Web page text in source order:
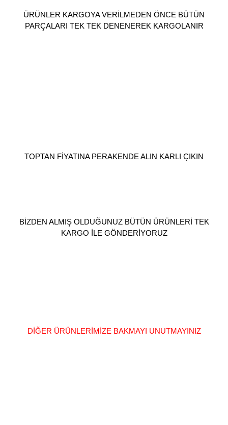
ÜRÜNLER KARGOYA VERİLMEDEN ÖNCE BÜTÜN
PARÇALARI TEK TEK DENENEREK KARGOLANIR
TOPTAN FİYATINA PERAKENDE ALIN KARLI ÇIKIN
BİZDEN ALMIŞ OLDUĞUNUZ BÜTÜN ÜRÜNLERİ TEK
KARGO İLE GÖNDERİYORUZ
DİĞER ÜRÜNLERİMİZE BAKMAYI UNUTMAYINIZ